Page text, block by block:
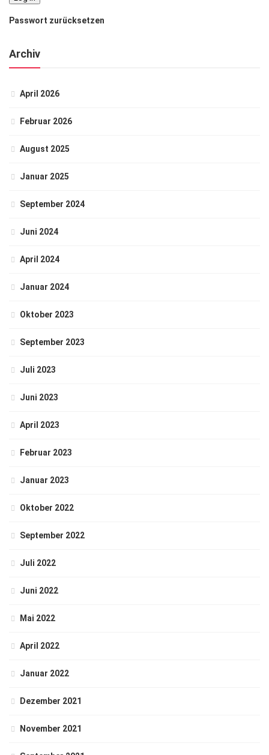
Passwort zurücksetzen
Archiv
April 2026
Februar 2026
August 2025
Januar 2025
September 2024
Juni 2024
April 2024
Januar 2024
Oktober 2023
September 2023
Juli 2023
Juni 2023
April 2023
Februar 2023
Januar 2023
Oktober 2022
September 2022
Juli 2022
Juni 2022
Mai 2022
April 2022
Januar 2022
Dezember 2021
November 2021